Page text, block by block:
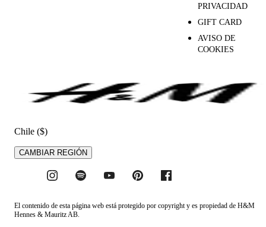
PRIVACIDAD
GIFT CARD
AVISO DE
COOKIES
Chile ($)
CAMBIAR REGIÓN
El contenido de esta página web está protegido por copyright y es propiedad de H&M
Hennes & Mauritz AB.